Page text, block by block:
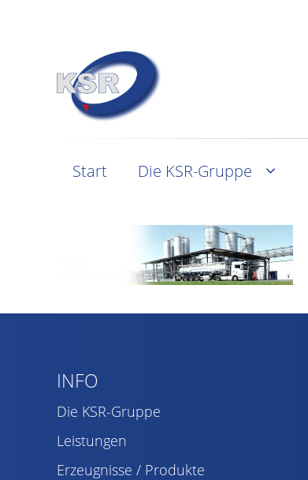
Start Die KSR-Gruppe
INFO
Die KSR-Gruppe
Leistungen
Erzeugnisse / Produkte